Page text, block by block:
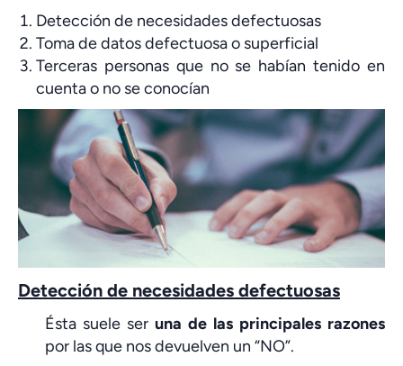
Detección de necesidades defectuosas
Toma de datos defectuosa o superficial
Terceras personas que no se habían tenido en
cuenta o no se conocían
Detección de necesidades defectuosas
Ésta suele ser una de las principales razones
por las que nos devuelven un “NO”.